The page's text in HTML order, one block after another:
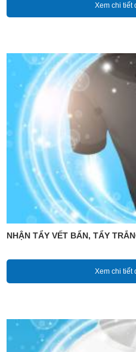
Xem chi tiết
NHẬN TẨY VẾT BẨN, TẨY
Xem chi tiết